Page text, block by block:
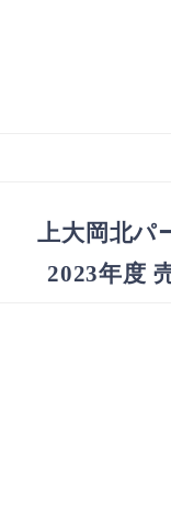
上大岡北パ
2023年度